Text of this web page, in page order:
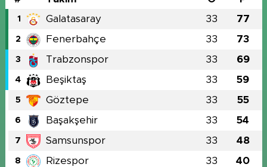
1 Galatasaray 33 77
2 Fenerbahçe 33 73
3 Trabzonspor 33 69
4 Beşiktaş 33 59
5 Göztepe 33 55
6 Başakşehir 33 54
7 Samsunspor 33 48
8 Rizespor 33 40